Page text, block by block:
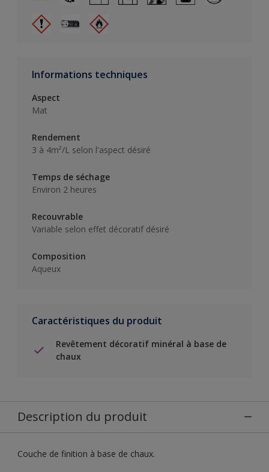
Informations techniques
Aspect
Mat
Rendement
3 à 4m²/L selon l'aspect désiré
Temps de séchage
Environ 2 heures
Recouvrable
Variable selon effet décoratif désiré
Composition
Aqueux
Caractéristiques du produit
Revêtement décoratif minéral à base de
chaux
Description du produit
Couche de finition à base de chaux.